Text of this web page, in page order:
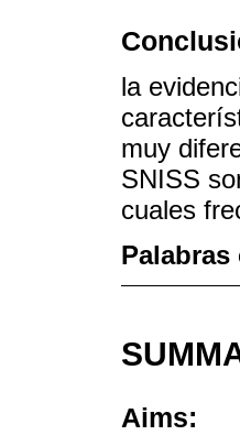
la
muy
SNISS
cuales
Palabras
Aims: